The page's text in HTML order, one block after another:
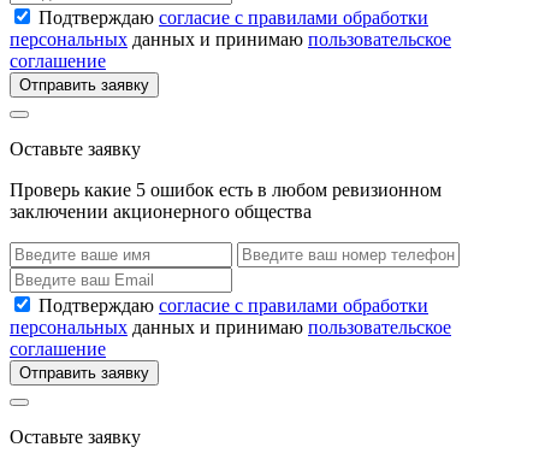
Подтверждаю согласие с правилами обработки
персональных данных и принимаю пользовательское
соглашение
Отправить заявку
Оставьте заявку
Проверь какие 5 ошибок есть в любом ревизионном
заключении акционерного общества
Подтверждаю согласие с правилами обработки
персональных данных и принимаю пользовательское
соглашение
Отправить заявку
Оставьте заявку